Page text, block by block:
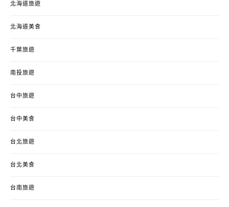
北海道旅遊
北海道美食
千葉旅遊
南投旅遊
台中旅遊
台中美食
台北旅遊
台北美食
台南旅遊